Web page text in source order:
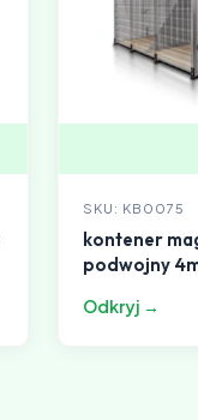
SKU: KB0075
kontener
podwojny
Odkryj →